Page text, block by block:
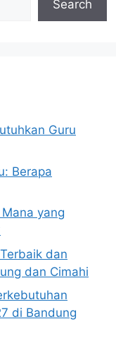
Search
Guru
Berapa
yang
dan
dan Cimahi
di Bandung